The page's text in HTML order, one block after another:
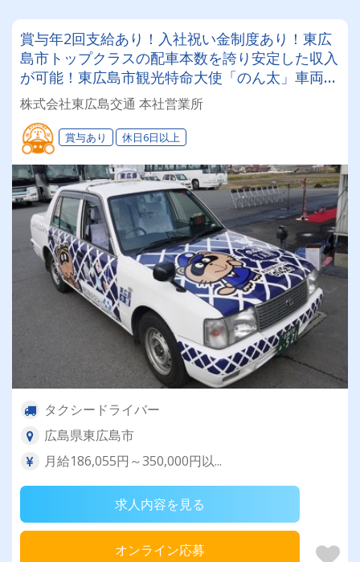
賞与年2回支給あり！入社祝い金制度あり！東広
島市トップクラスの配車本数を誇り安定した収入
が可能！東広島市観光特命大使「のん太」車両あ
り！
株式会社東広島交通 本社営業所
賞与あり 休日6日以上
タクシードライバー
広島県東広島市
月給186,055円～350,000円以...
求人内容を見る
オンライン応募